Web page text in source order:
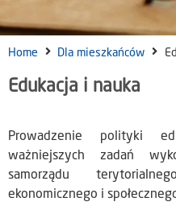
Home Dla mieszkańców
Edukacja i nauka
Prowadzenie polityki
ważniejszych zadań
samorządu
ekonomicznego i